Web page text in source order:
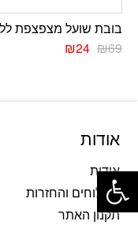
בובת שועל מצפצפת
₪69
₪24
אודות
אודות
משלוחים והחזרות
תקנון האתר
פתח סרגל